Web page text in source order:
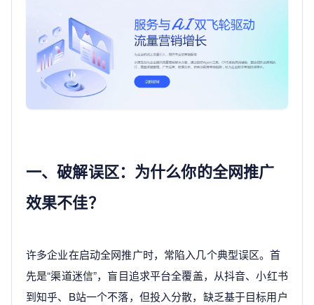
一、破解误区：为什么你的全网推广
效果不佳？
许多企业在启动全网推广时，常陷入几个典型误区。首
先是“渠道迷信”，盲目追求平台全覆盖，从抖音、小红书
到知乎、B站一个不落，但投入分散，缺乏基于目标用户